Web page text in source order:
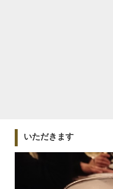
いただきます